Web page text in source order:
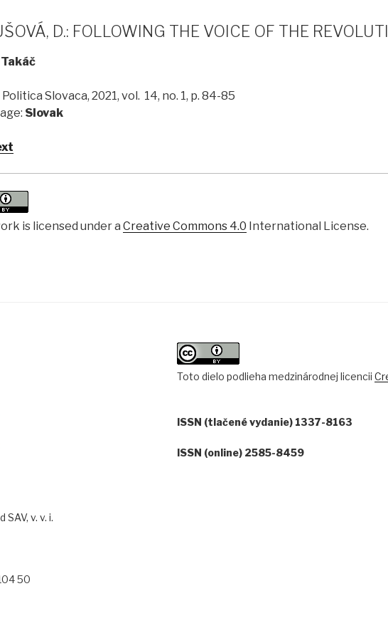
D.: FOLLOWING THE VOICE OF THE
Slovaca, 2021, vol. 14, no. 1, p. 84-85
Slovak
is licensed under a Creative Commons 4.0 International License.
v. v. i.
50
Toto dielo podlieha medzinárodnej licencii
ISSN (tlačené vydanie) 1337-8163
ISSN (online) 2585-8459